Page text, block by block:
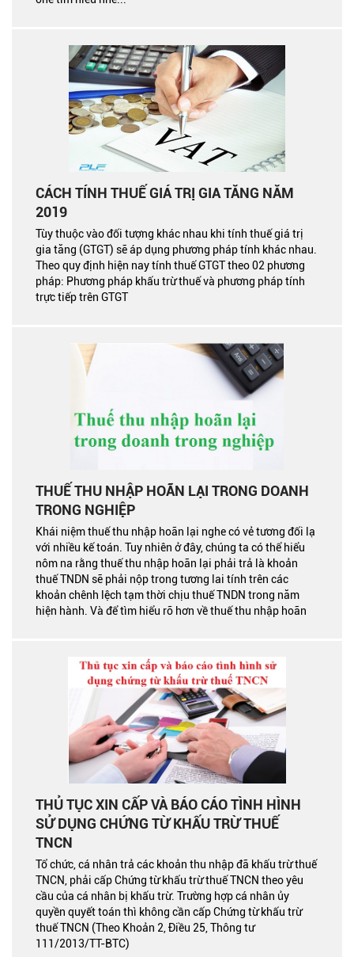
CÁCH TÍNH THUẾ GIÁ TRỊ GIA TĂNG NĂM
2019
Tùy thuộc vào đối tượng khác nhau khi tính thuế giá trị
gia tăng (GTGT) sẽ áp dụng phương pháp tính khác nhau.
Theo quy định hiện nay tính thuế GTGT theo 02 phương
pháp: Phương pháp khấu trừ thuế và phương pháp tính
trực tiếp trên GTGT
THUẾ THU NHẬP HOÃN LẠI TRONG DOANH
TRONG NGHIỆP
Khái niệm thuế thu nhập hoãn lại nghe có vẻ tương đối lạ
với nhiều kế toán. Tuy nhiên ở đây, chúng ta có thể hiểu
nôm na rằng thuế thu nhập hoãn lại phải trả là khoản
thuế TNDN sẽ phải nộp trong tương lai tính trên các
khoản chênh lệch tạm thời chịu thuế TNDN trong năm
hiện hành. Và để tìm hiểu rõ hơn về thuế thu nhập hoãn
THỦ TỤC XIN CẤP VÀ BÁO CÁO TÌNH HÌNH
SỬ DỤNG CHỨNG TỪ KHẤU TRỪ THUẾ
TNCN
Tổ chức, cá nhân trả các khoản thu nhập đã khấu trừ thuế
TNCN, phải cấp Chứng từ khấu trừ thuế TNCN theo yêu
cầu của cá nhân bị khấu trừ. Trường hợp cá nhân ủy
quyền quyết toán thì không cần cấp Chứng từ khấu trừ
thuế TNCN (Theo Khoản 2, Điều 25, Thông tư
111/2013/TT-BTC)